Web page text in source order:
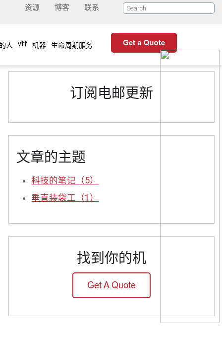
资源 博客 联系
人 vff 机器 生命周期服务
订阅电邮更新
文章的主题
科技的笔记 （5）
垂直装袋工
（1）
找到你的机